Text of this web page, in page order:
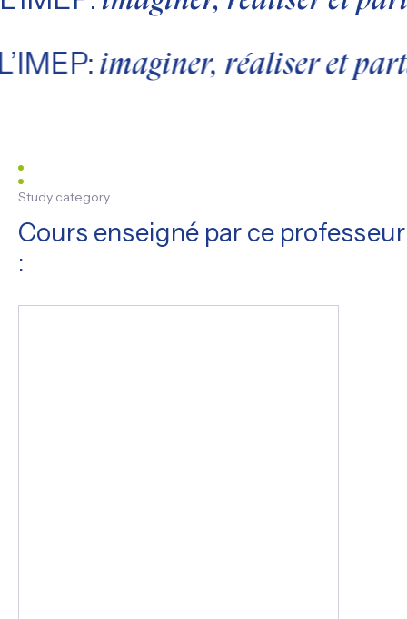
imaginer, réaliser et
Study category
Cours enseigné par ce professeur
: